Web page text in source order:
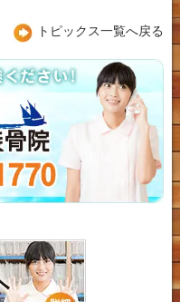
トピックス一覧へ戻る